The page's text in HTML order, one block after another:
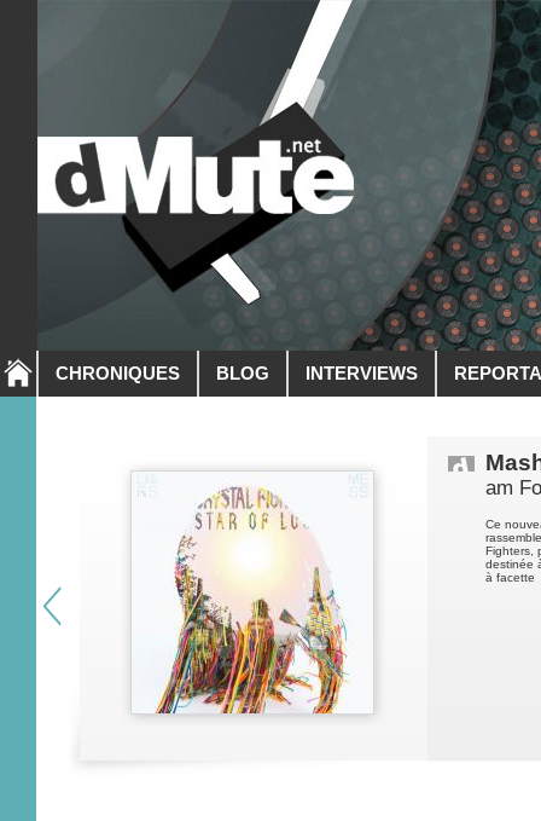
CHRONIQUES BLOG INTERVIEWS
am
Ce
Fighters,
destinée
à facette